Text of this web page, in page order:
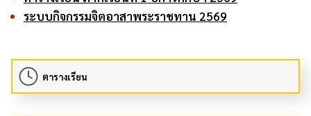
ระบบกิจกรรมจิตอาสาพระราชทาน 2569
ตารางเรียน